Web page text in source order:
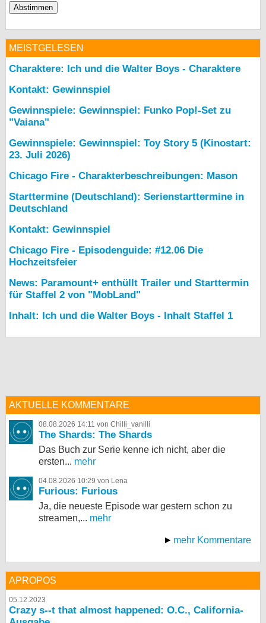
MEISTGELESEN
Charaktere: Ich und die Walter Boys - Charaktere
Kontakt: Gewinnspiel
Gewinnspiele: Gewinnspiel: Funko Pop!-Set zu
"Vaiana"
Gewinnspiele: Gewinnspiel: Toy Story 5 (Kinostart:
23. Juli 2026)
Chicago Fire - Charakterbeschreibungen: Mason
Starttermine (Deutschland): Serienstarttermine in
Deutschland
Kontakt: Gewinnspiel
Chicago Fire - Episodenguide: #12.06 Die
Hochzeitsfeier
News: Paramount+ enthüllt Trailer und Starttermin
für Staffel 2 von "MobLand"
Inhalt: Ich und die Walter Boys - Inhalt Staffel 1
AKTUELLE KOMMENTARE
08.08.2026 14:11 von Chilli_vanilli
The Shards: The Shards
Das Buch zur Serie kenne ich nicht, aber die
ersten... mehr
04.08.2026 10:29 von Lena
Furious: Furious
Ja, die neueste Episode war gestern schon zu
streamen,... mehr
mehr Kommentare
APROPOS
05.12.2023
Crazy s--t that almost happened: O.C., California-